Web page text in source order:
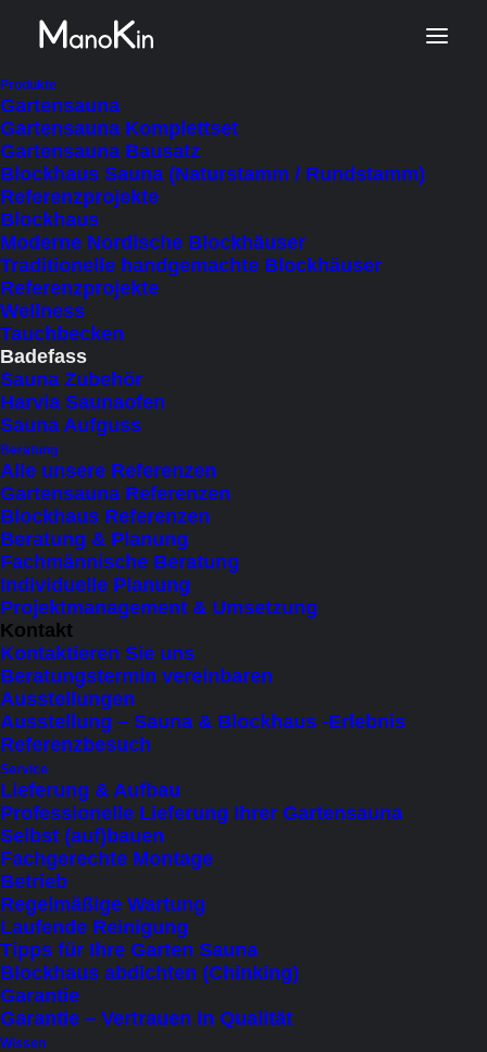
Produkte
Gartensauna
Gartensauna Komplettset
Gartensauna Bausatz
Blockhaus Sauna (Naturstamm / Rundstamm)
Referenzprojekte
Blockhaus
Moderne Nordische Blockhäuser
Traditionelle handgemachte Blockhäuser
Referenzprojekte
Wellness
Tauchbecken
Badefass
Sauna Zubehör
Harvia Saunaofen
Sauna Aufguss
Beratung
Alle unsere Referenzen
Gartensauna Referenzen
Blockhaus Referenzen
Beratung & Planung
Fachmännische Beratung
Individuelle Planung
Projektmanagement & Umsetzung
Kontakt
Kontaktieren Sie uns
Beratungstermin vereinbaren
Ausstellungen
Ausstellung – Sauna & Blockhaus -Erlebnis
Referenzbesuch
Service
Lieferung & Aufbau
Professionelle Lieferung Ihrer Gartensauna
Selbst (auf)bauen
Fachgerechte Montage
Betrieb
Regelmäßige Wartung
Laufende Reinigung
Tipps für Ihre Garten Sauna
Blockhaus abdichten (Chinking)
Garantie
Garantie – Vertrauen in Qualität
Wissen
Grossartiger Badezuber 2 x
2,5 m
Ab €7.880 inkl. MWSt.
zzgl. Lieferkosten
Lieferzeit: 3 - 4 Wochen
Ausführung Innenleben
Zurücksetzen
Grossartiger
Badezuber
2
x
2,5
m
Menge
In den Warenkorb
Haben Sie Fragen?
Ovaler Badezuber aus Lärchenholz (2 x 2,5 m)
mit hochwertigem Ofen und optionaler
Filteranlage – für entspannte Stunden im
Garten. Handgefertigt in Österreich. Jetzt
entdecken!
Beste Beratung mit der Erfahrung aus vielen
Projekten